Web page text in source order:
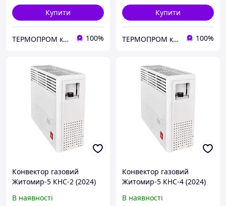
Купити
TEPMOПРОМ крамниця та інтернет продажі 100%
Купити
TEPMOПРОМ крамниця та інтернет продажі 100%
Конвектор газовий
Житомир-5 КНС-2 (2024)
форсунки під балонний
В наявності
Конвектор газовий
Житомир-5 КНС-4 (2024)
форсунки під балонний
В наявності